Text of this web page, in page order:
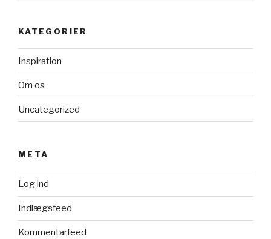
KATEGORIER
Inspiration
Om os
Uncategorized
META
Log ind
Indlægsfeed
Kommentarfeed